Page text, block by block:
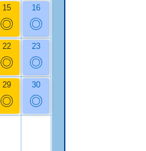
15
◎
16
◎
22
◎
23
◎
29
◎
30
◎